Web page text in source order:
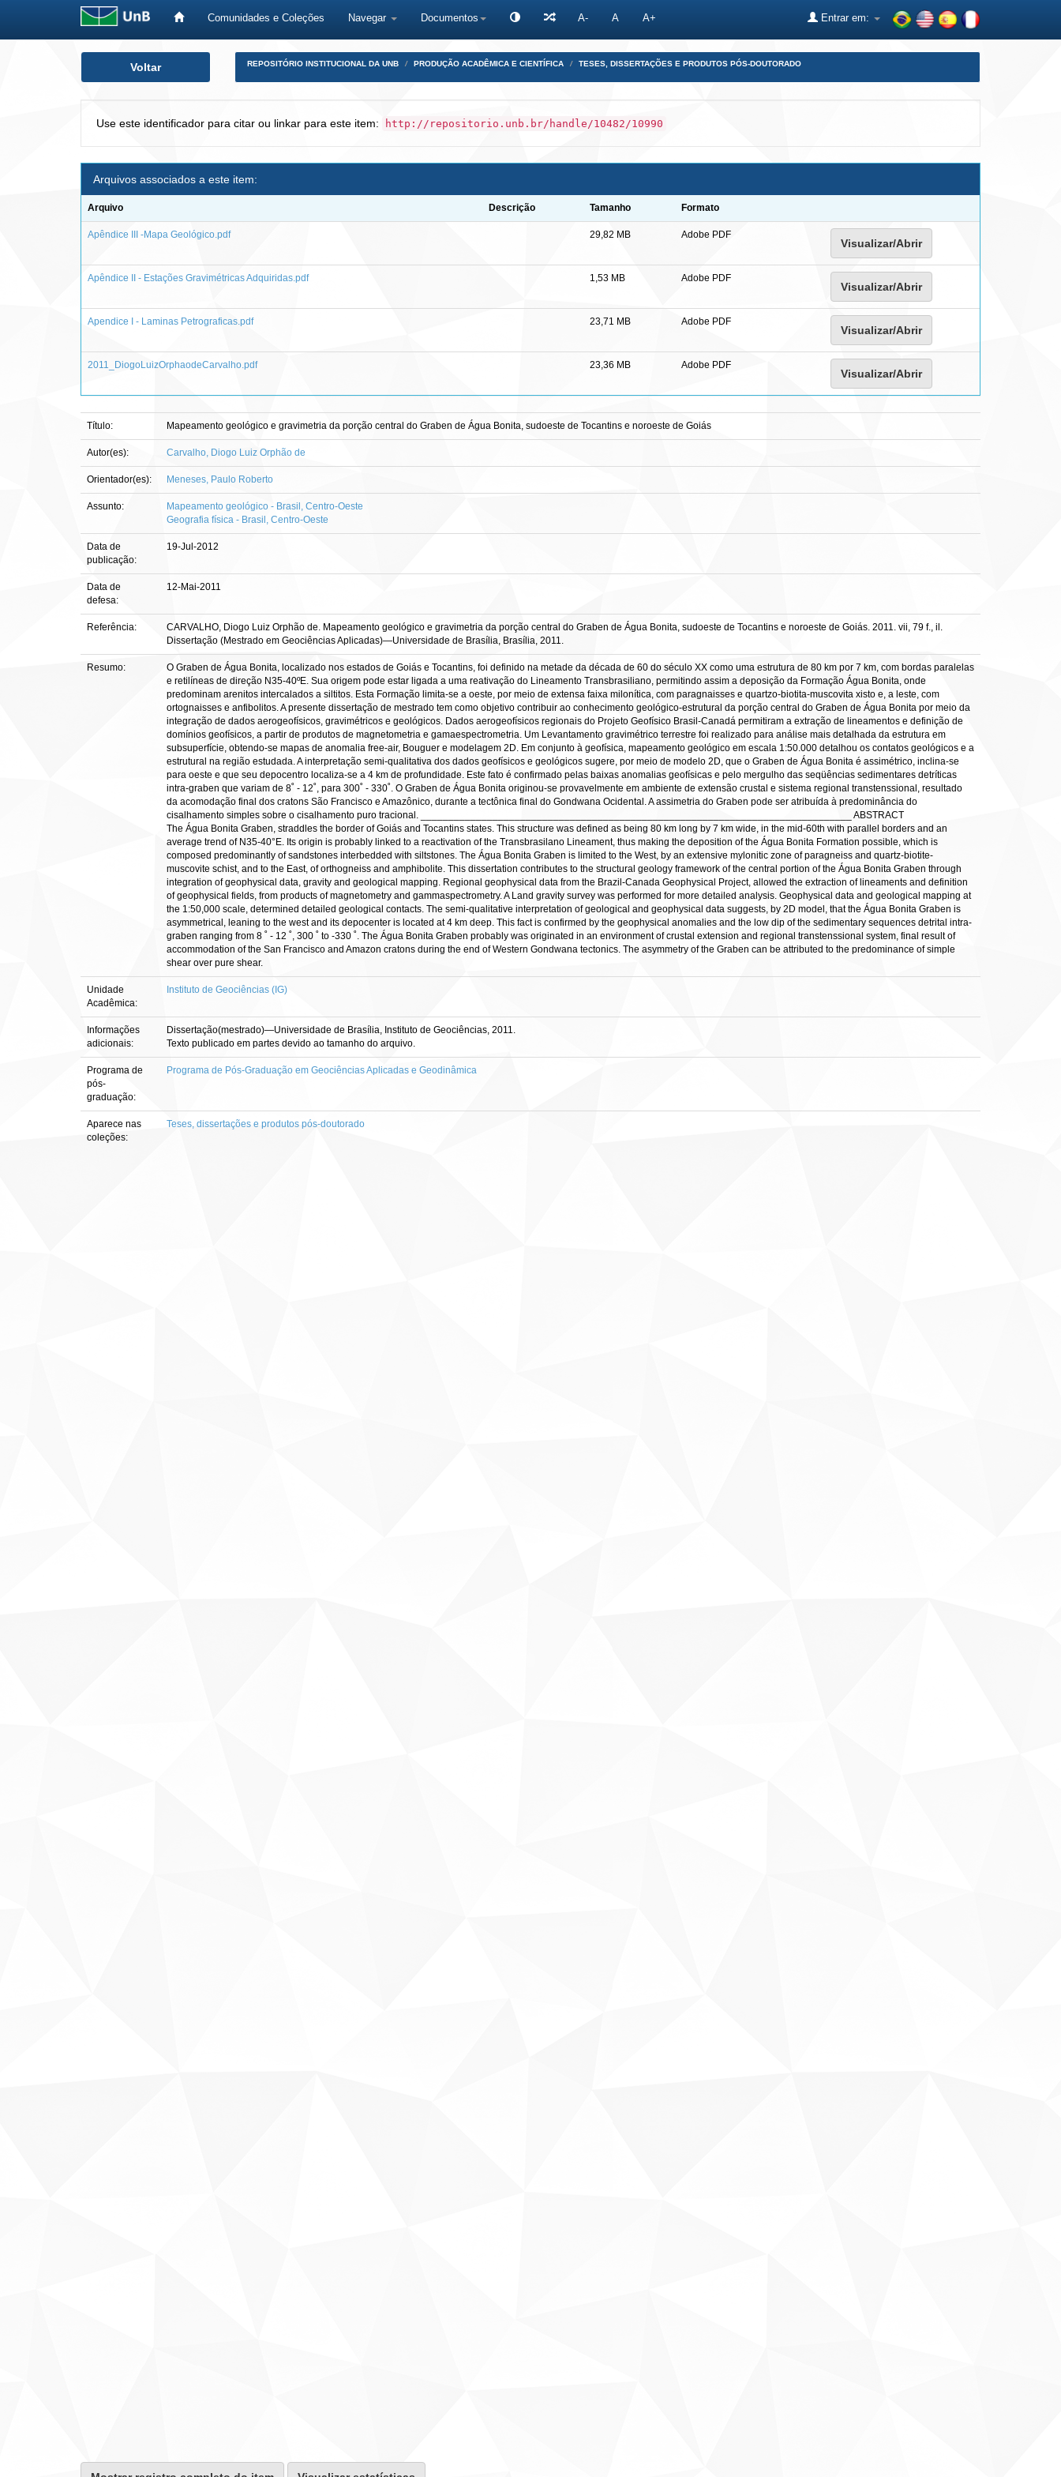
Comunidades e Coleções Navegar Documentos A- A A+ Entrar em:
Voltar REPOSITÓRIO INSTITUCIONAL DA UNB PRODUÇÃO ACADÊMICA E CIENTÍFICA TESES, DISSERTAÇÕES E PRODUTOS PÓS-DOUTORADO
Use este identificador para citar ou linkar para este item: http://repositorio.unb.br/handle/10482/10990
Arquivos associados a este item:
Arquivo Descrição Tamanho Formato
Apêndice III -Mapa Geológico.pdf 29,82 MB Adobe PDF
Visualizar/Abrir
Apêndice II - Estações Gravimétricas Adquiridas.pdf 1,53 MB Adobe PDF
Visualizar/Abrir
Apendice I - Laminas Petrograficas.pdf 23,71 MB Adobe PDF
Visualizar/Abrir
2011_DiogoLuizOrphaodeCarvalho.pdf 23,36 MB Adobe PDF
Visualizar/Abrir
Título: Mapeamento geológico e gravimetria da porção central do Graben de Água Bonita, sudoeste de Tocantins e noroeste de Goiás
Autor(es): Carvalho, Diogo Luiz Orphão de
Orientador(es): Meneses, Paulo Roberto
Assunto:
Mapeamento geológico - Brasil, Centro-Oeste
Geografia física - Brasil, Centro-Oeste
Data de
publicação:
19-Jul-2012
Data de
defesa:
12-Mai-2011
Referência:
CARVALHO, Diogo Luiz Orphão de. Mapeamento geológico e gravimetria da porção central do Graben de Água Bonita, sudoeste de Tocantins e noroeste de Goiás. 2011. vii, 79 f., il.
Dissertação (Mestrado em Geociências Aplicadas)—Universidade de Brasília, Brasília, 2011.
Resumo:
O Graben de Água Bonita, localizado nos estados de Goiás e Tocantins, foi definido na metade da década de 60 do século XX como uma estrutura de 80 km por 7 km, com bordas paralelas
e retilíneas de direção N35-40ºE. Sua origem pode estar ligada a uma reativação do Lineamento Transbrasiliano, permitindo assim a deposição da Formação Água Bonita, onde
predominam arenitos intercalados a siltitos. Esta Formação limita-se a oeste, por meio de extensa faixa milonítica, com paragnaisses e quartzo-biotita-muscovita xisto e, a leste, com
ortognaisses e anfibolitos. A presente dissertação de mestrado tem como objetivo contribuir ao conhecimento geológico-estrutural da porção central do Graben de Água Bonita por meio da
integração de dados aerogeofísicos, gravimétricos e geológicos. Dados aerogeofísicos regionais do Projeto Geofísico Brasil-Canadá permitiram a extração de lineamentos e definição de
domínios geofísicos, a partir de produtos de magnetometria e gamaespectrometria. Um Levantamento gravimétrico terrestre foi realizado para análise mais detalhada da estrutura em
subsuperfície, obtendo-se mapas de anomalia free-air, Bouguer e modelagem 2D. Em conjunto à geofísica, mapeamento geológico em escala 1:50.000 detalhou os contatos geológicos e a
estrutural na região estudada. A interpretação semi-qualitativa dos dados geofísicos e geológicos sugere, por meio de modelo 2D, que o Graben de Água Bonita é assimétrico, inclina-se
para oeste e que seu depocentro localiza-se a 4 km de profundidade. Este fato é confirmado pelas baixas anomalias geofísicas e pelo mergulho das seqüências sedimentares detríticas
intra-graben que variam de 8˚ - 12˚, para 300˚ - 330˚. O Graben de Água Bonita originou-se provavelmente em ambiente de extensão crustal e sistema regional transtenssional, resultado
da acomodação final dos cratons São Francisco e Amazônico, durante a tectônica final do Gondwana Ocidental. A assimetria do Graben pode ser atribuída à predominância do
cisalhamento simples sobre o cisalhamento puro tracional. ______________________________________________________________________________ ABSTRACT
The Água Bonita Graben, straddles the border of Goiás and Tocantins states. This structure was defined as being 80 km long by 7 km wide, in the mid-60th with parallel borders and an
average trend of N35-40°E. Its origin is probably linked to a reactivation of the Transbrasilano Lineament, thus making the deposition of the Água Bonita Formation possible, which is
composed predominantly of sandstones interbedded with siltstones. The Água Bonita Graben is limited to the West, by an extensive mylonitic zone of paragneiss and quartz-biotite-
muscovite schist, and to the East, of orthogneiss and amphibolite. This dissertation contributes to the structural geology framework of the central portion of the Água Bonita Graben through
integration of geophysical data, gravity and geological mapping. Regional geophysical data from the Brazil-Canada Geophysical Project, allowed the extraction of lineaments and definition
of geophysical fields, from products of magnetometry and gammaspectrometry. A Land gravity survey was performed for more detailed analysis. Geophysical data and geological mapping at
the 1:50,000 scale, determined detailed geological contacts. The semi-qualitative interpretation of geological and geophysical data suggests, by 2D model, that the Água Bonita Graben is
asymmetrical, leaning to the west and its depocenter is located at 4 km deep. This fact is confirmed by the geophysical anomalies and the low dip of the sedimentary sequences detrital intra-
graben ranging from 8 ˚ - 12 ˚, 300 ˚ to -330 ˚. The Água Bonita Graben probably was originated in an environment of crustal extension and regional transtenssional system, final result of
accommodation of the San Francisco and Amazon cratons during the end of Western Gondwana tectonics. The asymmetry of the Graben can be attributed to the predominance of simple
shear over pure shear.
Unidade
Acadêmica:
Instituto de Geociências (IG)
Informações
adicionais:
Dissertação(mestrado)—Universidade de Brasília, Instituto de Geociências, 2011.
Texto publicado em partes devido ao tamanho do arquivo.
Programa de
pós-
graduação:
Programa de Pós-Graduação em Geociências Aplicadas e Geodinâmica
Aparece nas
coleções:
Teses, dissertações e produtos pós-doutorado